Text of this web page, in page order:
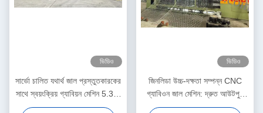
ভিডিও
সার্ভো চালিত যথার্থ জাল প্রস্তুতকারকের
সাথে স্বয়ংক্রিয় গ্যাবিয়ন মেশিন 5.3m
সর্বোচ্চ প্রস্থ
ভিডিও
জিনলিডা উচ্চ-দক্ষতা সম্পন্ন CNC
গ্যাবিওন জাল মেশিন: দ্রুত আউটপুট
এবং নির্ভুল বুননের নিখুঁত সংমিশ্রণ যা